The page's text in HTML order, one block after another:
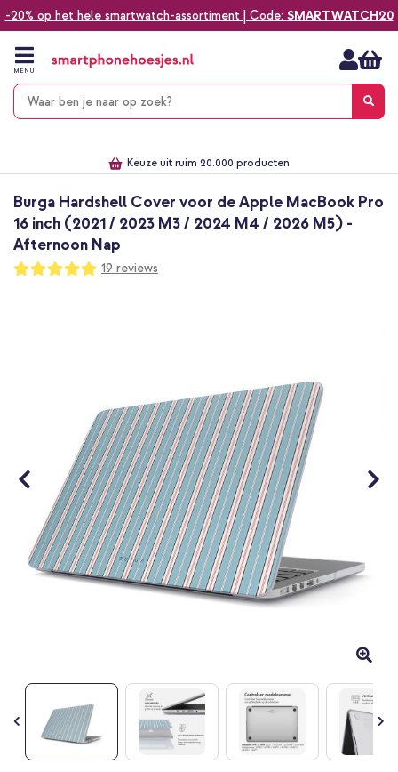
-20% op het hele smartwatch-assortiment | Code: SMARTWATCH20
naar
inhoud
MENU
Keuze uit ruim 20.000 producten
Burga Hardshell Cover voor de Apple MacBook Pro
16 inch (2021 / 2023 M3 / 2024 M4 / 2026 M5) -
Afternoon Nap
Waardering:
100
100
19 reviews